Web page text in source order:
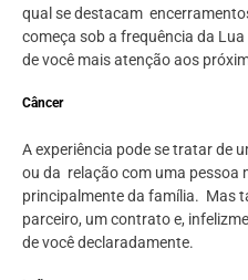
qual se destacam
começa sob a frequência da
de você mais atenção aos
Câncer
A experiência pode se tratar de
ou da relação com uma pessoa
principalmente da família. Mas
parceiro, um contrato e,
de você declaradamente.